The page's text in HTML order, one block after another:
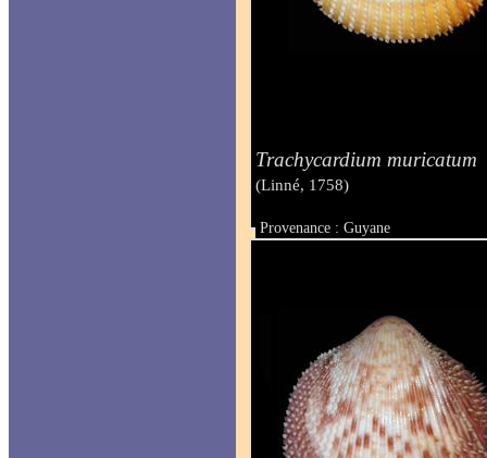
Trachycardium muricatum
(Linné, 1758)
Provenance : Guyane
Taille : 31 mm